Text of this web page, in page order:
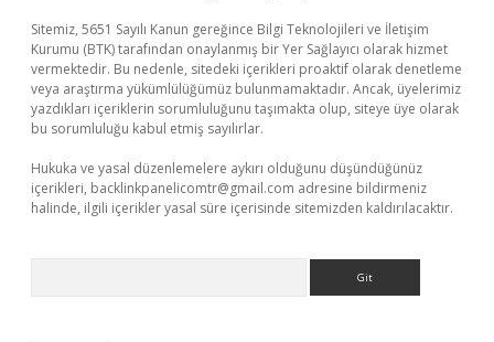
Sitemiz, 5651 Sayılı Kanun gereğince Bilgi Teknolojileri ve İletişim
Kurumu (BTK) tarafından onaylanmış bir Yer Sağlayıcı olarak hizmet
vermektedir. Bu nedenle, sitedeki içerikleri proaktif olarak denetleme
veya araştırma yükümlülüğümüz bulunmamaktadır. Ancak, üyelerimiz
yazdıkları içeriklerin sorumluluğunu taşımakta olup, siteye üye olarak
bu sorumluluğu kabul etmiş sayılırlar.
Hukuka ve yasal düzenlemelere aykırı olduğunu düşündüğünüz
içerikleri, backlinkpanelicomtr@gmail.com adresine bildirmeniz
halinde, ilgili içerikler yasal süre içerisinde sitemizden kaldırılacaktır.